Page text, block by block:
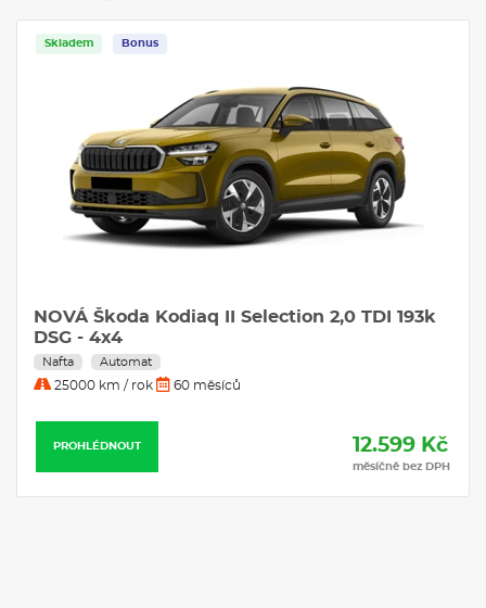
Skladem Bonus
NOVÁ Škoda Kodiaq II Selection 2,0 TDI 193k
DSG - 4x4
Nafta Automat
25000 km / rok 60 měsíců
PROHLÉDNOUT 12.599 Kč
měsíčně bez DPH